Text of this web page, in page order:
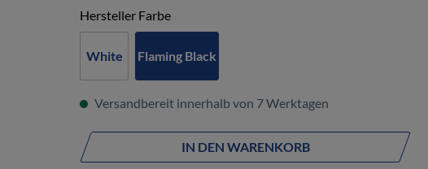
Hersteller Farbeauswählen
White Flaming Black
Versandbereit innerhalb von 7 Werktagen
IN DEN WARENKORB